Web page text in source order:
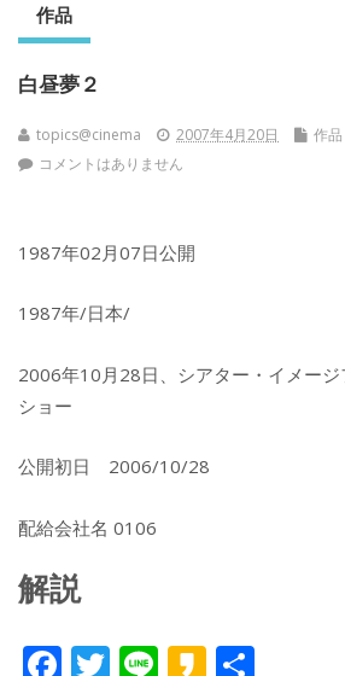
作品
白昼夢２
topics@cinema 2007年4月20日
作品
コメントはありません
1987年02月07日公開
1987年/日本/
2006年10月28日、シアター・イメージ
ショー
公開初日 2006/10/28
配給会社名 0106
解説
F T Li K